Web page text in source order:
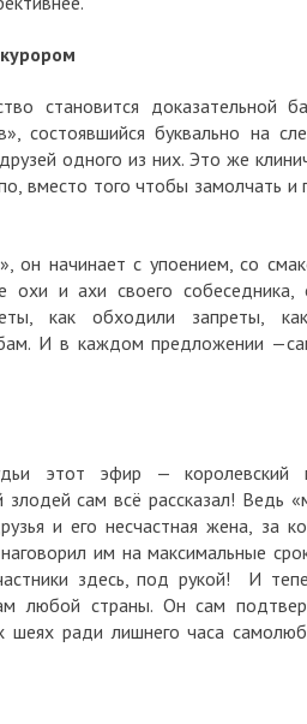
становится доказательной
состоявшийся буквально на
одного из них. Это же
вместо того чтобы замолчать и
он начинает с упоением, со
охи и ахи своего
как обходили запреты,
И в каждом предложении
этот эфир — королевский
злодей сам всё рассказал! Ведь
и его несчастная жена, за
им на максимальные
здесь, под рукой! И
любой страны. Он сам
ради лишнего часа